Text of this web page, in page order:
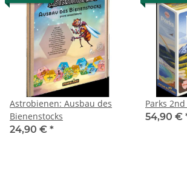
Astrobienen: Ausbau des
Bienenstocks
24,90 € *
Parks
54,90 €